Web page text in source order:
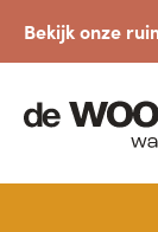
Bekijk onze